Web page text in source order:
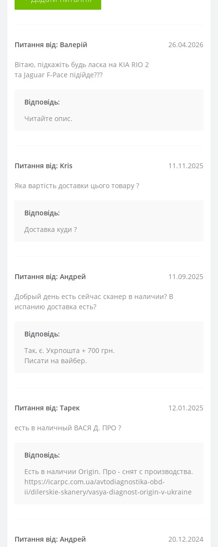
Питання від: Валерій 26.04.2026
Вітаю, підкажіть будь ласка на KIA RIO 2
та Jaguar F-Pace підійде???
Відповідь:
Читайте опис.
Питання від: Kris 11.11.2025
Яка вартість доставки цього товару ?
Відповідь:
Доставка куди ?
Питання від: Андрей 11.09.2025
Добрый день есть сейчас сканер в наличии? В
испанию доставка есть?
Відповідь:
Так, є. Укрпошта + 700 грн.
Писати на вайбер.
Питання від: Тарек 12.01.2025
есть в наличный ВАСЯ Д. ПРО ?
Відповідь:
Есть в наличии Origin. Про - снят с производства.
https://icarpc.com.ua/avtodiagnostika-obd-
ii/dilerskie-skanery/vasya-diagnost-origin-v-ukraine
Питання від: Андрей 20.12.2024